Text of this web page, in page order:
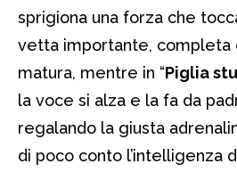
sprigiona una forza che
vetta importante, completa
matura, mentre in “Piglia
la voce si alza e la fa da
regalando la giusta
di poco conto l’intelligenza